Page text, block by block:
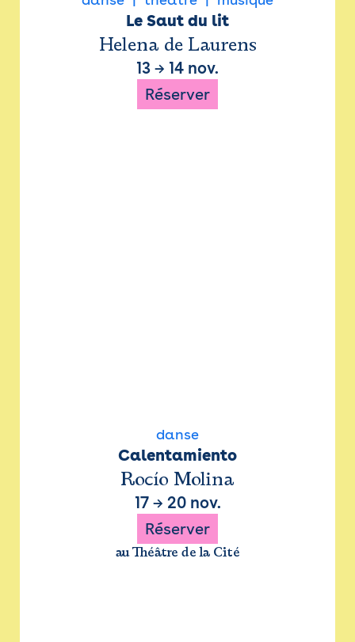
Le Saut du lit
Helena de Laurens
13 → 14 nov.
Réserver
danse
Calentamiento
Rocío Molina
17→ 20 nov.
Réserver
au Théâtre de la Cité